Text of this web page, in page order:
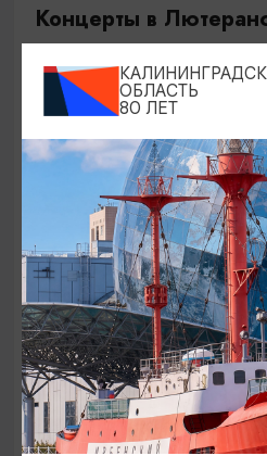
Концерты в
19.07.2026 - 19.08.2026,
Калининград,
«Воскресения»
ОТ 250₽
ДЕТЯМ
ОБЛАСТЬ
80 ЛЕТ